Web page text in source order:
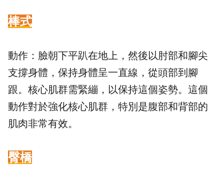
棒式
動作：臉朝下平趴在地上，然後以肘部和腳尖
支撐身體，保持身體呈一直線，從頭部到腳
跟。核心肌群需緊繃，以保持這個姿勢。這個
動作對於強化核心肌群，特別是腹部和背部的
肌肉非常有效。
臀橋